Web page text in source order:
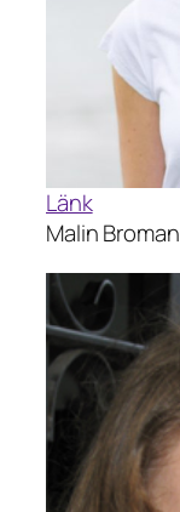
Länk
Malin Broman